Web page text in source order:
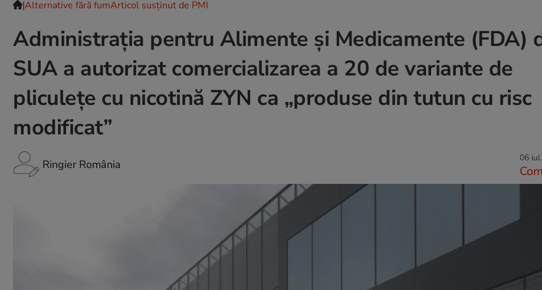
|Alternative fără fumArticol susținut de PMI
Administrația pentru Alimente și Medicamente (FDA)
SUA a autorizat comercializarea a 20 de variante de
pliculețe cu nicotină ZYN ca „produse din tutun cu risc
modificat”
Ringier România 06